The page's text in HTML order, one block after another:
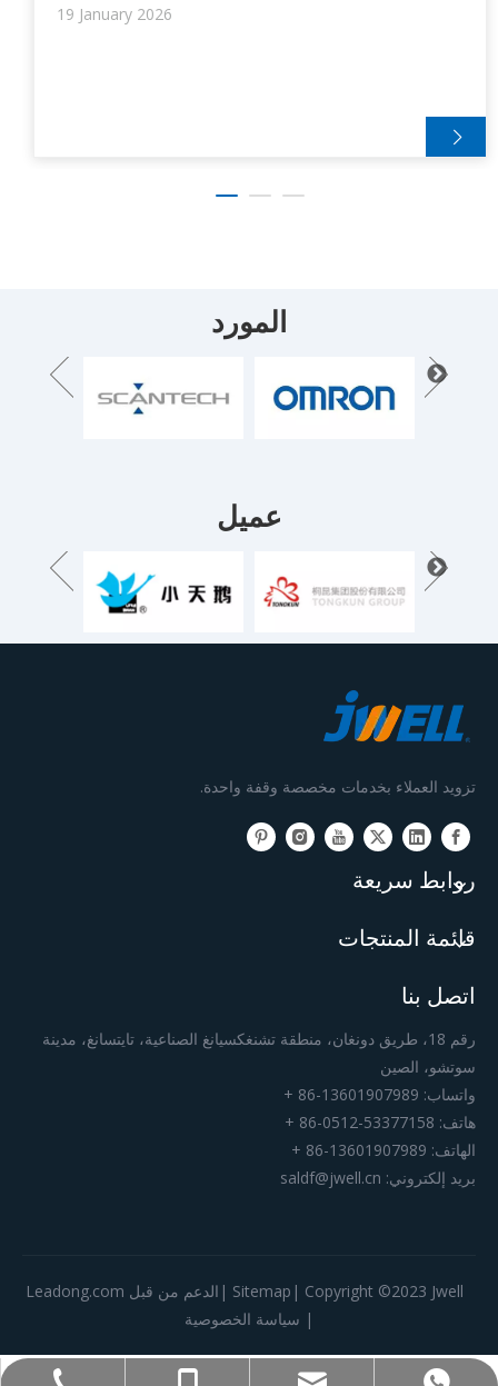
19 January 2026
المورد
عميل
تزويد العملاء بخدمات مخصصة وقفة واحدة.
روابط سريعة
قائمة المنتجات
اتصل بنا
رقم 18، طريق دونغان، منطقة تشنغكسيانغ الصناعية، تايتسانغ، مدينة
سوتشو، الصين
واتساب: 13601907989-86 +
هاتف: 53377158-0512-86 +
الهاتف: 13601907989-86 +
بريد إلكتروني: saldf@jwell.cn
Sitemap | Copyright ©️2023 Jwell |الدعم من قبل
Leadong.com
| سياسة الخصوصية